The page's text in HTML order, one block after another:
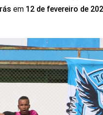
em 12 de fevereiro de